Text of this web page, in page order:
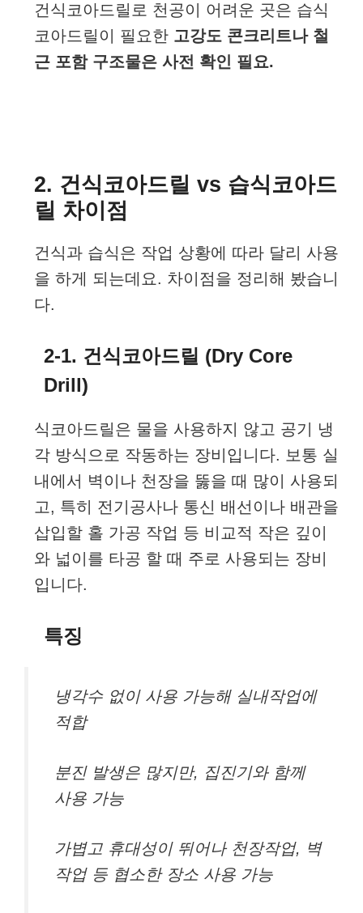
건식코아드릴로 천공이 어려운 곳은 습식
코아드릴이 필요한 고강도 콘크리트나 철
근 포함 구조물은 사전 확인 필요.
2. 건식코아드릴 vs 습식코아드
릴 차이점
건식과 습식은 작업 상황에 따라 달리 사용
을 하게 되는데요. 차이점을 정리해 봤습니
다.
2-1. 건식코아드릴 (Dry Core
Drill)
식코아드릴은 물을 사용하지 않고 공기 냉
각 방식으로 작동하는 장비입니다. 보통 실
내에서 벽이나 천장을 뚫을 때 많이 사용되
고, 특히 전기공사나 통신 배선이나 배관을
삽입할 홀 가공 작업 등 비교적 작은 깊이
와 넓이를 타공 할 때 주로 사용되는 장비
입니다.
특징
냉각수 없이 사용 가능해 실내작업에
적합
분진 발생은 많지만, 집진기와 함께
사용 가능
가볍고 휴대성이 뛰어나 천장작업, 벽
작업 등 협소한 장소 사용 가능